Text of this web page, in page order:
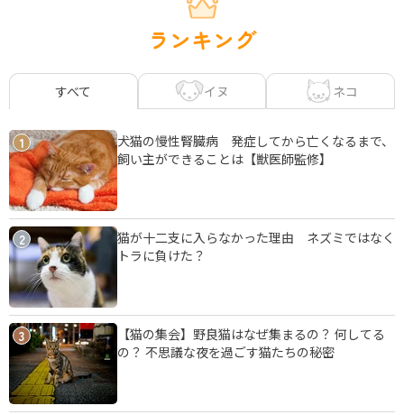
ランキング
すべて イヌ ネコ
1
犬猫の慢性腎臓病 発症してから亡くなるまで、
飼い主ができることは【獣医師監修】
2
猫が十二支に入らなかった理由 ネズミではなく
トラに負けた？
3
【猫の集会】野良猫はなぜ集まるの？ 何してる
の？ 不思議な夜を過ごす猫たちの秘密